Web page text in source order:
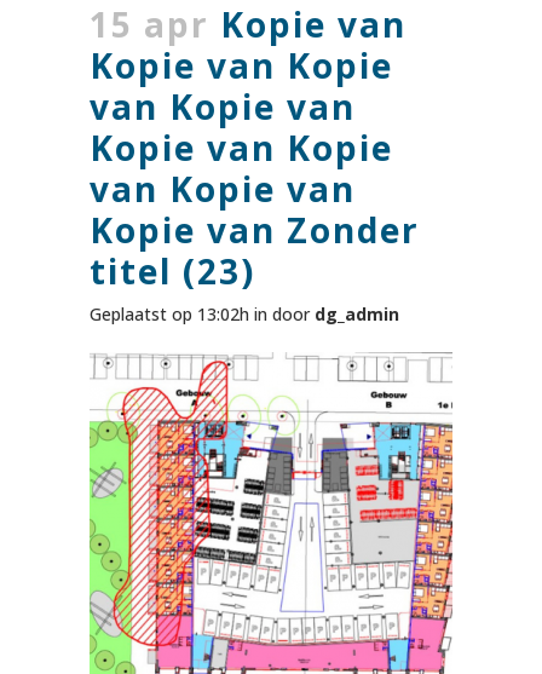
15 apr Kopie van
Kopie van Kopie
van Kopie van
Kopie van Kopie
van Kopie van
Kopie van Zonder
titel (23)
Geplaatst op 13:02h in door dg_admin